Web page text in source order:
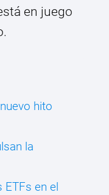
en juego
hito
la
ETFs en el